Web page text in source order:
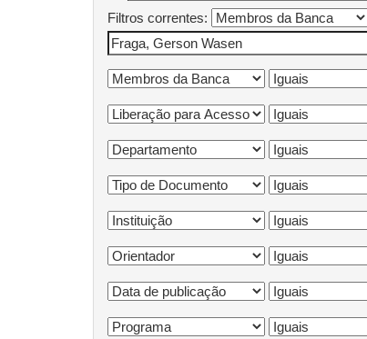
Filtros correntes: